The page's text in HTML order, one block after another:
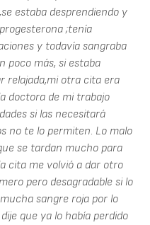
estaba desprendiendo y
;tenía
y todavía sangraba
poco más, si estaba
relajada,mi otra cita era
doctora de mi trabajo
si las necesitará
no te lo permiten. Lo malo
se tardan mucho para
cita me volvió a dar otro
pero desagradable si lo
sangre roja por lo
que ya lo había perdido